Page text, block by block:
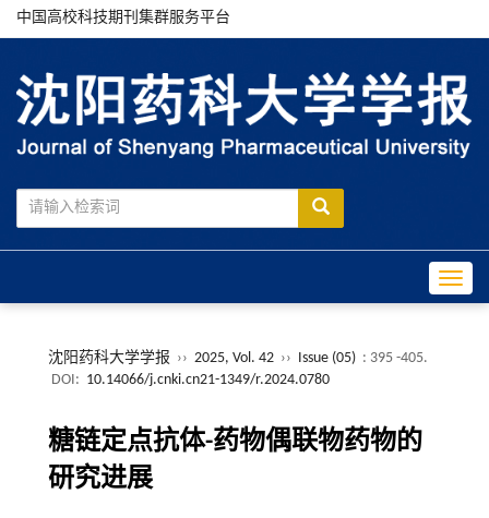
中国高校科技期刊集群服务平台
沈阳药科大学学报 ›› 2025, Vol. 42 ›› Issue (05) : 395 -405.
DOI: 10.14066/j.cnki.cn21-1349/r.2024.0780
糖链定点抗体-药物偶联物药物的
研究进展